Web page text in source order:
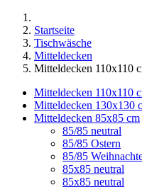
Startseite
Tischwäsche
Mitteldecken
Mitteldecken 110x110
Mitteldecken 110x110
Mitteldecken 130x130
Mitteldecken 85x85 cm
85/85 neutral
85/85 Ostern
85/85
85x85 neutral
85x85 neutral